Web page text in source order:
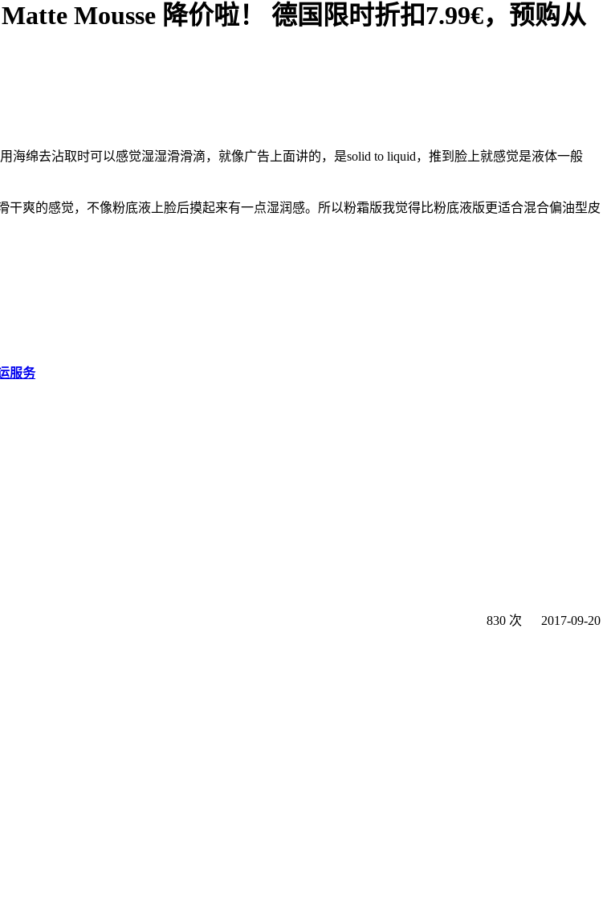
Mousse 降价啦！ 德国限时折扣7.99€，预购从
海绵去沾取时可以感觉湿湿滑滑滴，就像广告上面讲的，是solid to liquid，推到脸上就感觉是液体一般
爽的感觉，不像粉底液上脸后摸起来有一点湿润感。所以粉霜版我觉得比粉底液版更适合混合偏油型皮
服务
830 次 2017-09-20